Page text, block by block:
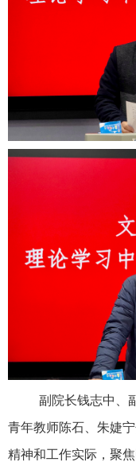
副院长钱志中、
青年教师陈石、朱婕
精神和工作实际，聚